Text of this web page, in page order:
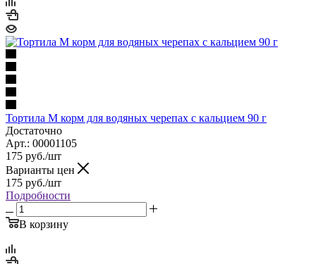
Тортила М корм для водяных черепах с кальцием 90 г
Достаточно
Арт.: 00001105
175 руб./шт
Варианты цен
175 руб./шт
Подробности
В корзину